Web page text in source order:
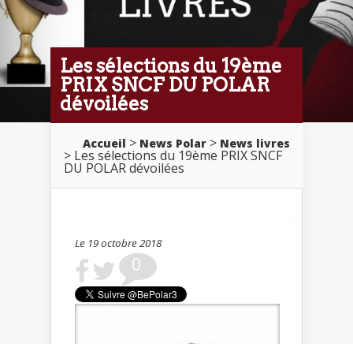
Les sélections du 19ème
PRIX SNCF DU POLAR
dévoilées
Accueil > News Polar > News livres
> Les sélections du 19ème PRIX SNCF
DU POLAR dévoilées
Le 19 octobre 2018
0